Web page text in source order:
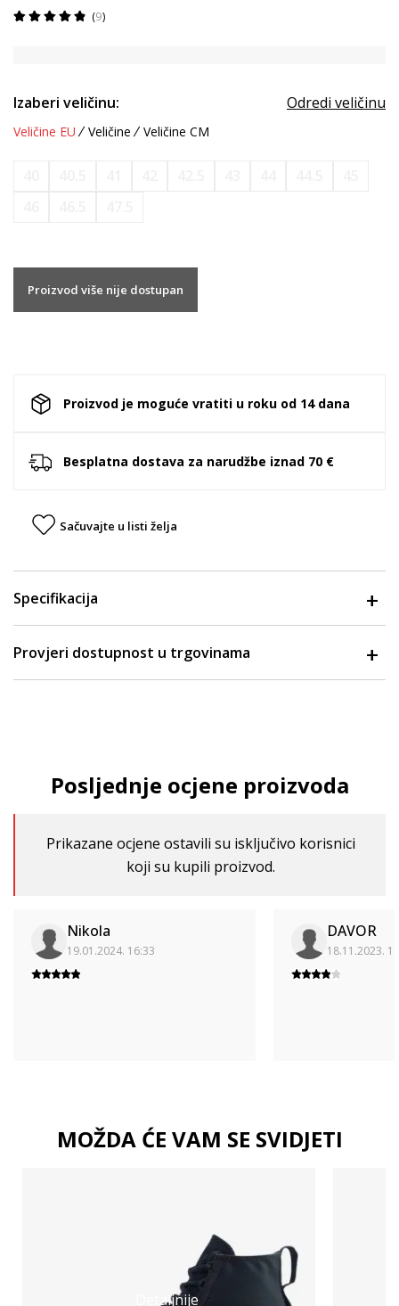
9
Izaberi veličinu: Odredi veličinu
Veličine EU Veličine Veličine CM
Proizvod više nije dostupan
Proizvod je moguće vratiti u roku od 14 dana
Besplatna dostava za narudžbe iznad 70 €
Sačuvajte u listi želja
Specifikacija
Provjeri dostupnost u trgovinama
Posljednje ocjene proizvoda
Prikazane ocjene ostavili su isključivo korisnici
koji su kupili proizvod.
Nikola
19.01.2024. 16:33
DAVOR
18.11.2023.
MOŽDA ĆE VAM SE SVIDJETI
Detaljnije